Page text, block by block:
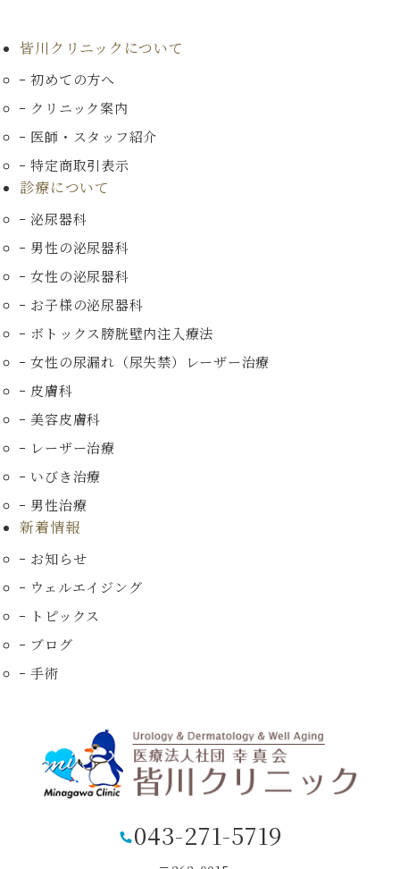
皆川クリニックについて
初めての方へ
クリニック案内
医師・スタッフ紹介
特定商取引表示
診療について
泌尿器科
男性の泌尿器科
女性の泌尿器科
お子様の泌尿器科
ボトックス膀胱壁内注入療法
女性の尿漏れ（尿失禁）
レーザー治療
皮膚科
美容皮膚科
レーザー治療
いびき治療
男性治療
新着情報
お知らせ
ウェルエイジング
トピックス
ブログ
手術
043-271-5719